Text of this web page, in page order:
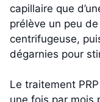
capillaire que
prélève un peu
centrifugeuse,
dégarnies pour
Le traitement